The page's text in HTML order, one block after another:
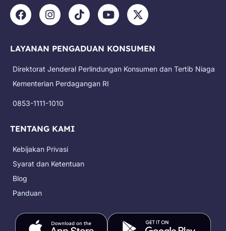
F
a
b
o
k
I
n
a
r
a
T
i
o
Y
o
u
e
X
-
i
t
LAYANAN PENGADUAN KONSUMEN
Direktorat Jenderal Perlindungan Konsumen dan Tertib Niaga
Kementerian Perdagangan RI
0853-1111-1010
TENTANG KAMI
Kebijakan Privasi
Syarat dan Ketentuan
Blog
Panduan